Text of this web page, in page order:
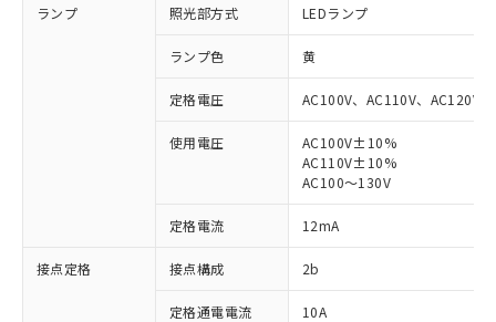
ランプ 照光部方式 LEDランプ
ランプ色 黄
定格電圧 AC100V、AC110V、AC120V
使用電圧
AC100V±10%
AC110V±10%
AC100～130V
定格電流 12mA
接点定格 接点構成 2b
定格通電電流 10A
ご利用条件
対応済み：EU RoHS指令（10物質）の
非含有に対応した製品が提供可能な商品で
対応予定：EU RoHS指令（10物質）の非含
有に対応した製品に切り替える予定のある